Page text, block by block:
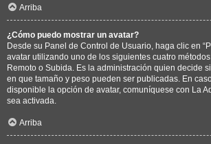
Arriba
¿Cómo puedo mostrar un avatar?
Desde su Panel de Control de Usuario, haga clic en
avatar utilizando uno de los siguientes cuatro
Remoto o Subida. Es la administración quien decide
en que tamaño y peso pueden ser publicadas. En
disponible la opción de avatar, comuníquese con La
sea activada.
Arriba